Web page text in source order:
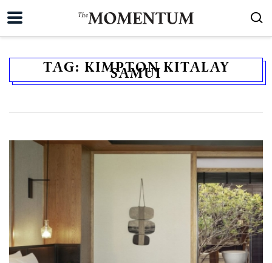
TAG: KIMPTON KITALAY
SAMUI